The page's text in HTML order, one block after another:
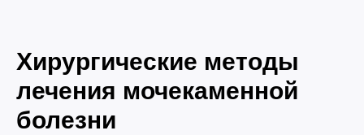
Хирургические методы
лечения мочекаменной
болезни